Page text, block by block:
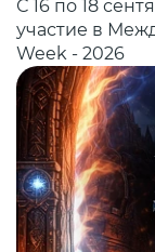
С 16 по 18
участие в
Week - 2026